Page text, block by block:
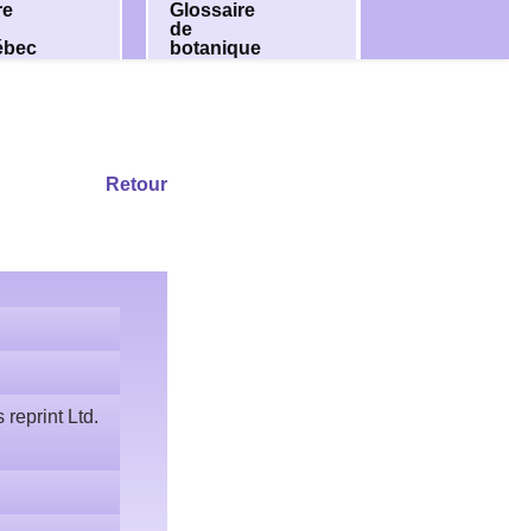
Glossaire
de
botanique
Retour
reprint Ltd.